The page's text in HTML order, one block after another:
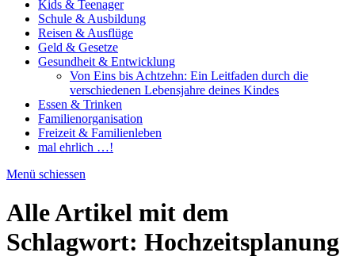
Kids & Teenager
Schule & Ausbildung
Reisen & Ausflüge
Geld & Gesetze
Gesundheit & Entwicklung
Von Eins bis Achtzehn: Ein Leitfaden durch die
verschiedenen Lebensjahre deines Kindes
Essen & Trinken
Familienorganisation
Freizeit & Familienleben
mal ehrlich …!
Menü schiessen
Alle Artikel mit dem
Schlagwort: Hochzeitsplanung